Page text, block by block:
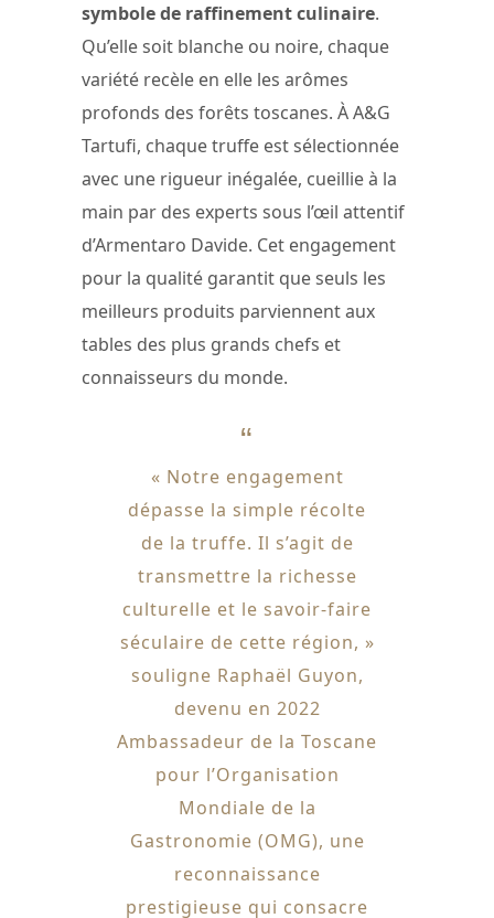
symbole de raffinement culinaire.
Qu’elle soit blanche ou noire, chaque
variété recèle en elle les arômes
profonds des forêts toscanes. À A&G
Tartufi, chaque truffe est sélectionnée
avec une rigueur inégalée, cueillie à la
main par des experts sous l’œil attentif
d’Armentaro Davide. Cet engagement
pour la qualité garantit que seuls les
meilleurs produits parviennent aux
tables des plus grands chefs et
connaisseurs du monde.
« Notre engagement
dépasse la simple récolte
de la truffe. Il s’agit de
transmettre la richesse
culturelle et le savoir-faire
séculaire de cette région, »
souligne Raphaël Guyon,
devenu en 2022
Ambassadeur de la Toscane
pour l’Organisation
Mondiale de la
Gastronomie (OMG), une
reconnaissance
prestigieuse qui consacre